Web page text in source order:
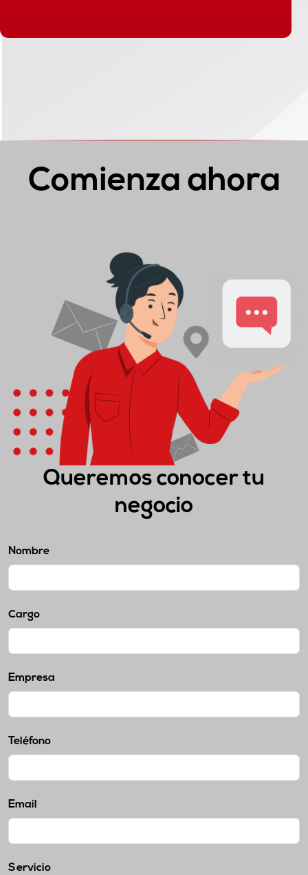
Comienza ahora
Queremos conocer tu
negocio
Nombre
Cargo
Empresa
Teléfono
Email
Servicio